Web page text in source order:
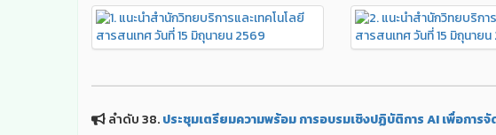
ลำดับ 38.ประชุมเตรียมความพร้อม การอบรมเชิงปฏิบัติการ AI เพื่อกา